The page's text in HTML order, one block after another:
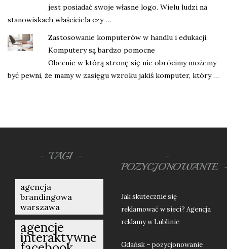
jest posiadać swoje własne logo. Wielu ludzi na
stanowiskach właściciela czy …
Zastosowanie komputerów w handlu i edukacji.
Komputery są bardzo pomocne
Obecnie w którą stronę się nie obrócimy możemy
być pewni, że mamy w zasięgu wzroku jakiś komputer, który …
TAGI
agencja
brandingowa
warszawa
agencje
interaktywne
POZYCJONOWANIE
Jak skutecznie się
reklamować w sieci? Agencja
reklamy w Lublinie
Gdańsk – pozycjonowanie